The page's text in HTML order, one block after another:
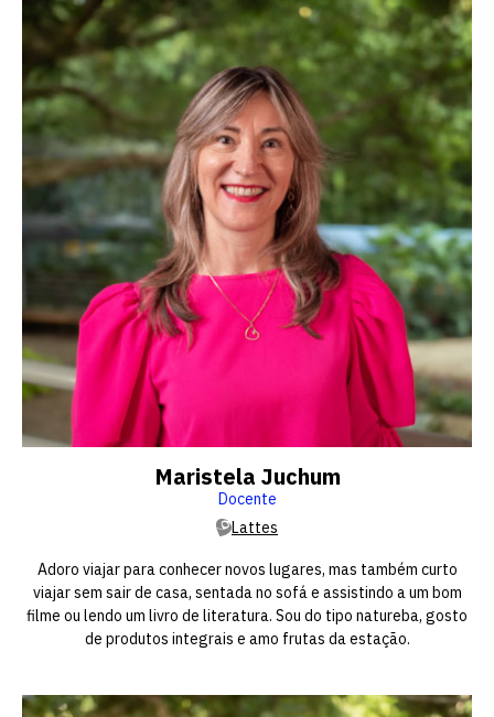
Maristela Juchum
Docente
Lattes
Adoro viajar para conhecer novos lugares, mas também curto
viajar sem sair de casa, sentada no sofá e assistindo a um bom
filme ou lendo um livro de literatura. Sou do tipo natureba, gosto
de produtos integrais e amo frutas da estação.